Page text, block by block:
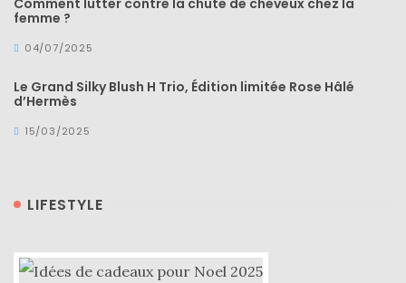
(10)
Conseils
beauté
(54)
Favoris
(27)
(478)
femme ?
04/07/2025
Le Grand Silky Blush H Trio, Édition limitée Rose Hâlé
d’Hermès
15/03/2025
LIFESTYLE